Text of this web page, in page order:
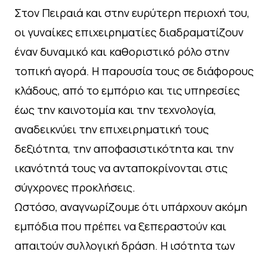
Στον Πειραιά και στην ευρύτερη περιοχή του,
οι γυναίκες επιχειρηματίες διαδραματίζουν
έναν δυναμικό και καθοριστικό ρόλο στην
τοπική αγορά. Η παρουσία τους σε διάφορους
κλάδους, από το εμπόριο και τις υπηρεσίες
έως την καινοτομία και την τεχνολογία,
αναδεικνύει την επιχειρηματική τους
δεξιότητα, την αποφασιστικότητα και την
ικανότητά τους να ανταποκρίνονται στις
σύγχρονες προκλήσεις.
Ωστόσο, αναγνωρίζουμε ότι υπάρχουν ακόμη
εμπόδια που πρέπει να ξεπεραστούν και
απαιτούν συλλογική δράση. Η ισότητα των